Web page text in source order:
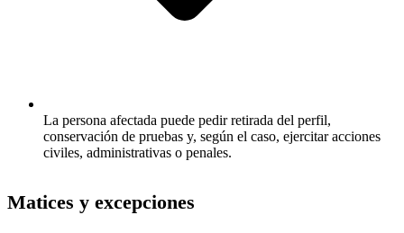
La persona afectada puede pedir retirada del perfil,
conservación de pruebas y, según el caso, ejercitar acciones
civiles, administrativas o penales.
Matices y excepciones